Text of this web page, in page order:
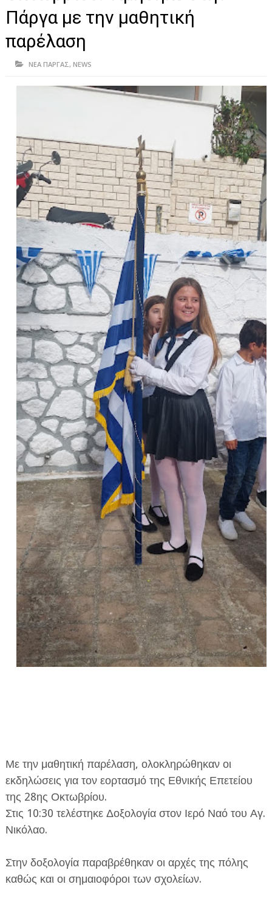
ΗΠΕΙΡΟΣ
ΠΡΕΒΕΖΑ
ΚΑΙ ΕΛΛΑΔΑ
ΥΓΕΙΑ-ΟΜΟΡΦΙΑ
ΠΟΛΙΤΙΣΜΟΣ
ΠΕΡΙΒΑΛΛΟΝ
ΤΕΧΝΟΛΟΓΙΑ
ΔΙΕΘΝΗ
ΕΦΗΜΕΡΙΔΑ Η ΠΑΡΓΑ
ΠΛΗΡΟΦΟΡΙΕΣ
Πάργα με την μαθητική
παρέλαση
ΝΕΑ ΠΑΡΓΑΣ, NEWS
Με την μαθητική παρέλαση, ολοκληρώθηκαν οι
εκδηλώσεις για τον εορτασμό της Εθνικής Επετείου
της 28ης Οκτωβρίου.
Στις 10:30 τελέστηκε Δοξολογία στον Ιερό Ναό του Αγ.
Νικόλαο.
Στην δοξολογία παραβρέθηκαν οι αρχές της πόλης
καθώς και οι σημαιοφόροι των σχολείων.